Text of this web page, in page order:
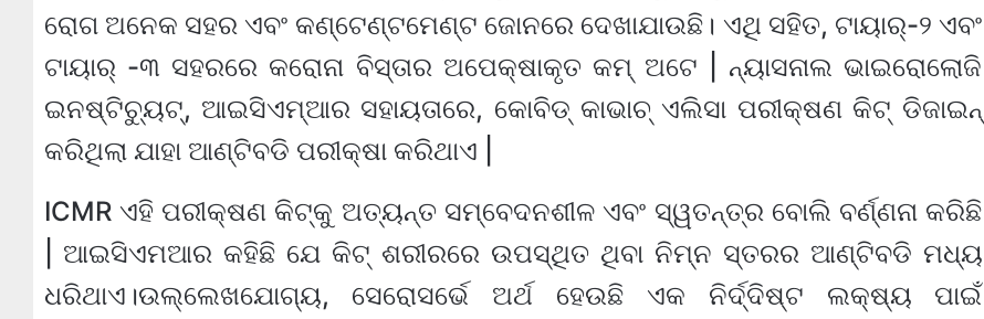
ରୋଗ ଅନେକ ସହର ଏବଂ କଣ୍ଟେଣ୍ଟମେଣ୍ଟ ଜୋନରେ ଦେଖାଯାଉଛି। ଏଥି ସହିତ, ଟାୟାର୍-୨ ଏବଂ
ଟାୟାର୍ -୩ ସହରରେ କରୋନା ବିସ୍ତାର ଅପେକ୍ଷାକୃତ କମ୍ ଅଟେ | ନ୍ୟାସନାଲ ଭାଇରୋଲୋଜି
ଇନଷ୍ଟିଚ୍ୟୁଟ୍, ଆଇସିଏମ୍ଆର ସହାୟତାରେ, କୋବିଡ୍ କାଭାଚ୍ ଏଲିସା ପରୀକ୍ଷଣ କିଟ୍ ଡିଜାଇନ୍
କରିଥିଲା ​​ଯାହା ଆଣ୍ଟିବଡି ପରୀକ୍ଷା କରିଥାଏ |
ICMR ଏହି ପରୀକ୍ଷଣ କିଟ୍କୁ ଅତ୍ୟନ୍ତ ସମ୍ବେଦନଶୀଳ ଏବଂ ସ୍ୱତନ୍ତ୍ର ବୋଲି ବର୍ଣ୍ଣନା କରିଛି
| ଆଇସିଏମଆର କହିଛି ଯେ କିଟ୍ ଶରୀରରେ ଉପସ୍ଥିତ ଥିବା ନିମ୍ନ ସ୍ତରର ଆଣ୍ଟିବଡି ମଧ୍ୟ
ଧରିଥାଏ।ଉଲ୍ଲେଖଯୋଗ୍ୟ, ସେରୋସର୍ଭେ ଅର୍ଥ ହେଉଛି ଏକ ନିର୍ଦ୍ଦିଷ୍ଟ ଲକ୍ଷ୍ୟ ପାଇଁ